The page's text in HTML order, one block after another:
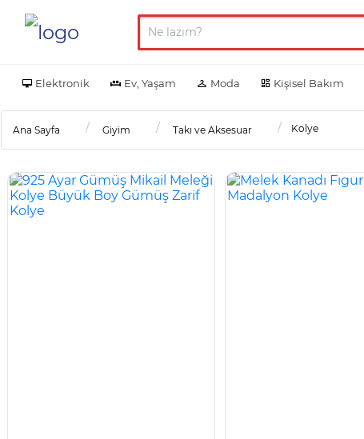
Elektronik Ev, Yaşam Moda Kişisel Bakım
Ana Sayfa Giyim Takı ve Aksesuar Kolye